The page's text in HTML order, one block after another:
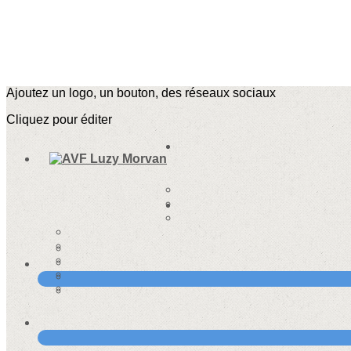
Ajoutez un logo, un bouton, des réseaux sociaux
Cliquez pour éditer